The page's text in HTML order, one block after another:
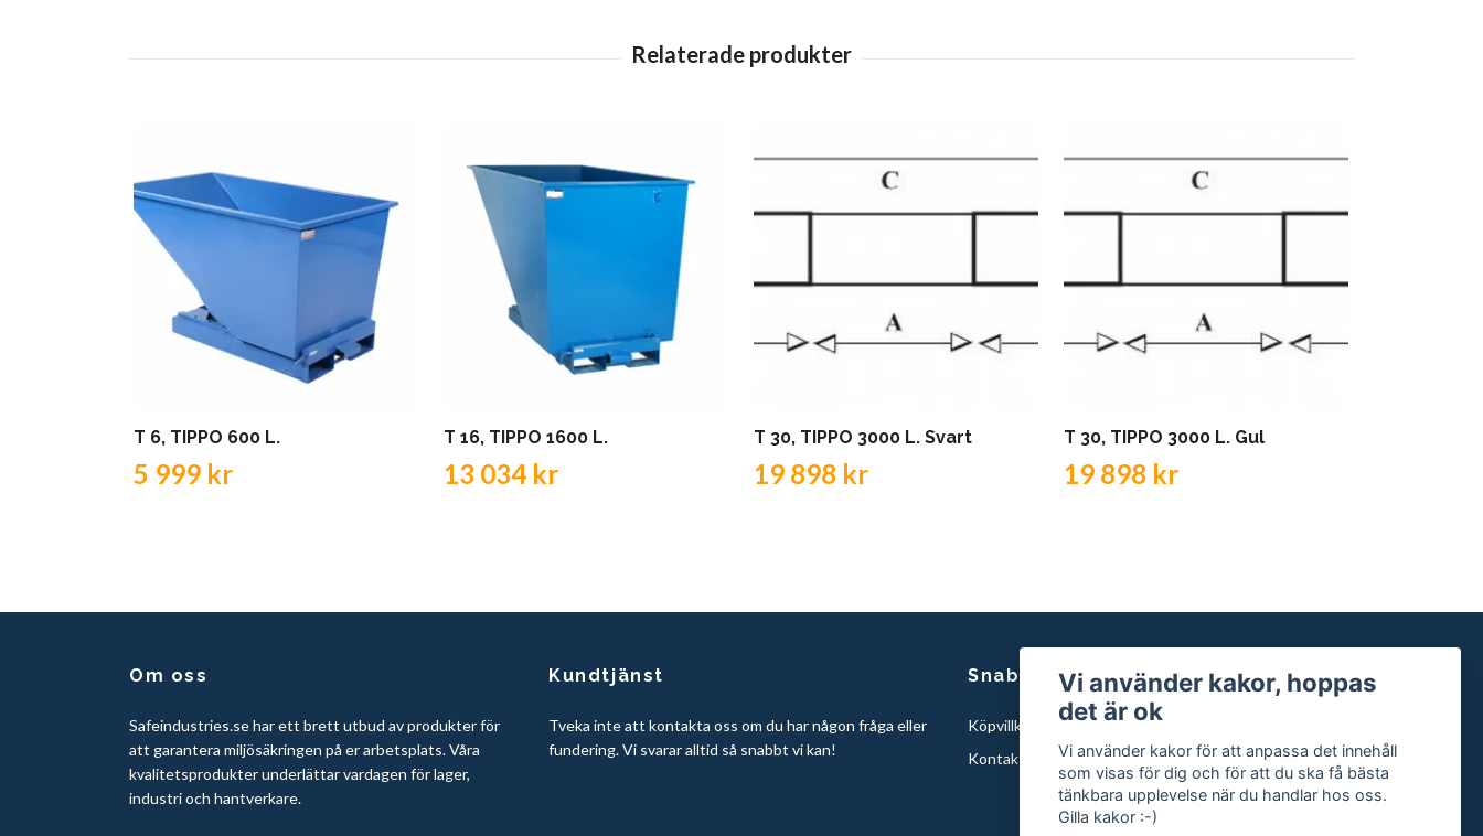
T 6, TIPPO 600 L.
5 999 kr
T 16, TIPPO 1600 L.
13 034 kr
T 30, TIPPO 3000 L. Svart
19 898 kr
T 30, TIPPO 3000 L. Gul
19 898 kr
Om oss
Safeindustries.se har ett brett utbud av produkter för
att garantera miljösäkringen på er arbetsplats. Våra
kvalitetsprodukter underlättar vardagen för lager,
industri och hantverkare.
Kundtjänst
Tveka inte att kontakta oss om du har någon fråga eller
fundering. Vi svarar alltid så snabbt vi kan!
Snabblänkar
Köpvillkor
Kontakta oss
Vi använder kakor, hoppas
det är ok
Vi använder kakor för att anpassa det innehåll
som visas för dig och för att du ska få bästa
tänkbara upplevelse när du handlar hos oss.
Gilla kakor :-)